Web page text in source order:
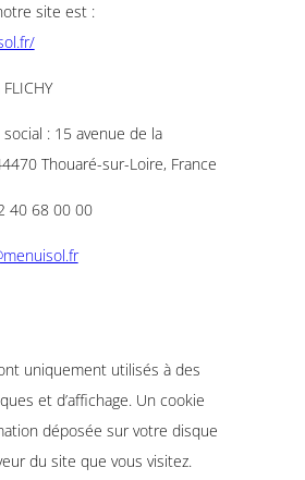
site est :
: 15 avenue de la
Thouaré-sur-Loire, France
40 68 00 00
uniquement utilisés à des
et d’affichage. Un cookie
déposée sur votre disque
du site que vous visitez.